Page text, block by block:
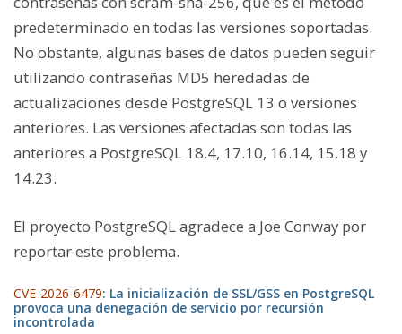
predeterminado en todas las versiones soportadas.
No obstante, algunas bases de datos pueden seguir
utilizando contraseñas MD5 heredadas de
actualizaciones desde PostgreSQL 13 o versiones
anteriores. Las versiones afectadas son todas las
anteriores a PostgreSQL 18.4, 17.10, 16.14, 15.18 y
14.23.
El proyecto PostgreSQL agradece a Joe Conway por
reportar este problema.
CVE-2026-6479: La inicialización de SSL/GSS en PostgreSQL
provoca una denegación de servicio por recursión
incontrolada